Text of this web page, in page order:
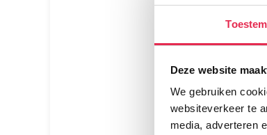
Deze website
We gebruiken
websiteverkeer te
media, adverteren